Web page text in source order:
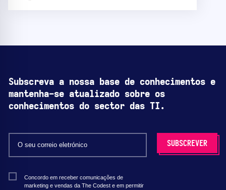
Subscreva a nossa base de conhecimentos e
mantenha-se atualizado sobre os
conhecimentos do sector das TI.
Concordo em receber comunicações de
marketing e vendas da The Codest e em permitir